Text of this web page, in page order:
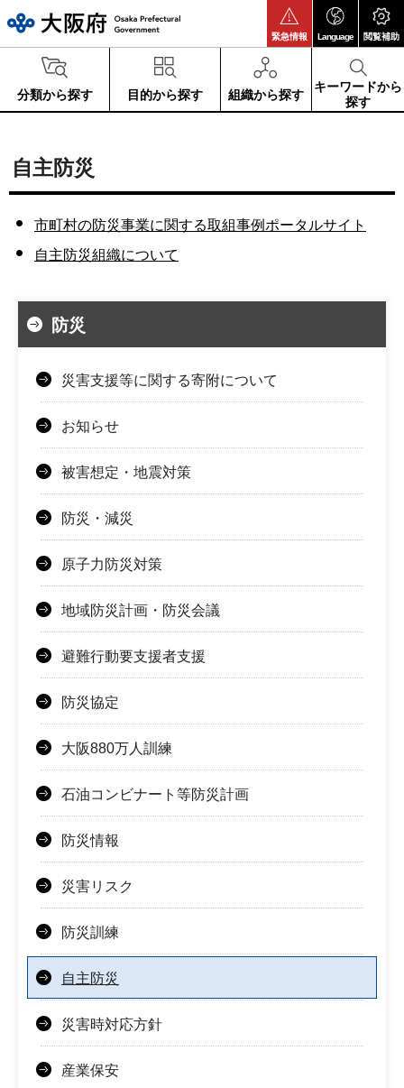
緊急情報 Language 閲覧補助
分類から探す 目的から探す 組織から探す
キーワードから
探す
自主防災
市町村の防災事業に関する取組事例ポータルサイト
自主防災組織について
防災
災害支援等に関する寄附について
お知らせ
被害想定・地震対策
防災・減災
原子力防災対策
地域防災計画・防災会議
避難行動要支援者支援
防災協定
大阪880万人訓練
石油コンビナート等防災計画
防災情報
災害リスク
防災訓練
自主防災
災害時対応方針
産業保安